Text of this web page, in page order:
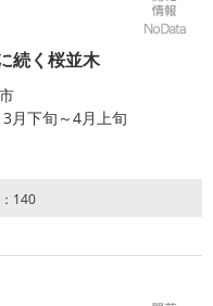
続く桜並木
3月下旬～4月上旬
140